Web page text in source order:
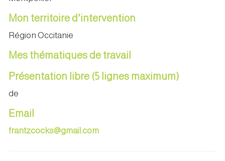
Mon territoire d'intervention
Région Occitanie
Mes thématiques de travail
Présentation libre (5 lignes maximum)
de
Email
frantzcocks@gmail.com